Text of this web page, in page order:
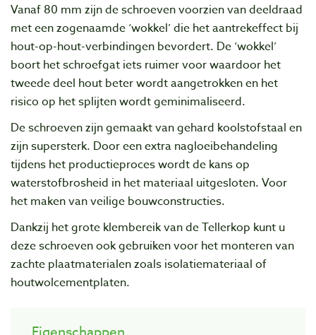
Vanaf 80 mm zijn de schroeven voorzien van deeldraad
met een zogenaamde ‘wokkel’ die het aantrekeffect bij
hout-op-hout-verbindingen bevordert. De ‘wokkel’
boort het schroefgat iets ruimer voor waardoor het
tweede deel hout beter wordt aangetrokken en het
risico op het splijten wordt geminimaliseerd.
De schroeven zijn gemaakt van gehard koolstofstaal en
zijn supersterk. Door een extra nagloeibehandeling
tijdens het productieproces wordt de kans op
waterstofbrosheid in het materiaal uitgesloten. Voor
het maken van veilige bouwconstructies.
Dankzij het grote klembereik van de Tellerkop kunt u
deze schroeven ook gebruiken voor het monteren van
zachte plaatmaterialen zoals isolatiemateriaal of
houtwolcementplaten.
Eigenschappen